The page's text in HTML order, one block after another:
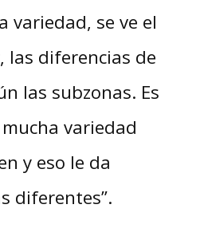
variedad, se ve el
las diferencias de
las subzonas. Es
variedad
y eso le da
diferentes”.